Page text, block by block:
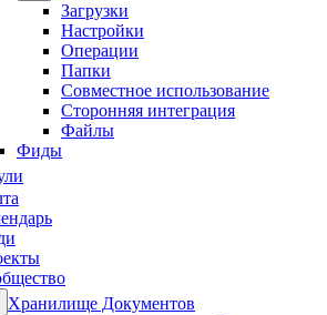
Загрузки
Настройки
Операции
Папки
Совместное использование
Сторонняя интеграция
Файлы
Фиды
Хранилище Документов